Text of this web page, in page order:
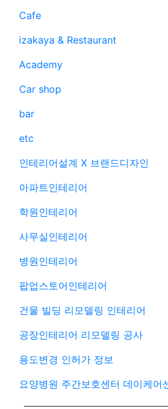
Cafe
izakaya & Restaurant
Academy
Car shop
bar
etc
인테리어설계 X 브랜드디자인
아파트인테리어
학원인테리어
사무실인테리어
병원인테리어
팝업스토어인테리어
건물 빌딩 리모델링 인테리어
공장인테리어 리모델링 공사
용도변경 인허가 정보
요양병원 주간보호센터 데이케어